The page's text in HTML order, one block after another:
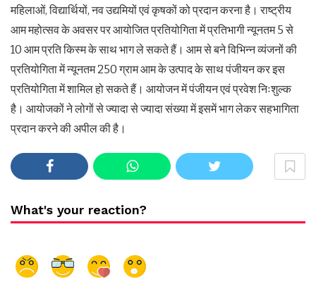
महिलाओं, विद्यार्थियों, नव उद्यमियों एवं कृषकों को प्रदान करना है। राष्ट्रीय
आम महोत्सव के अवसर पर आयोजित प्रतियोगिता में प्रतिभागी न्यूनतम 5 से
10 आम प्रति किस्म के साथ भाग ले सकते हैं। आम से बने विभिन्न व्यंजनों की
प्रतियोगिता में न्यूनतम 250 ग्राम आम के उत्पाद के साथ पंजीयन कर इस
प्रतियोगिता में शामिल हो सकते हैं। आयोजन में पंजीयन एवं प्रवेश निःशुल्क
है। आयोजकों ने लोगों से ज्यादा से ज्यादा संख्या में इसमें भाग लेकर सहभागिता
प्रदान करने की अपील की है।
What's your reaction?